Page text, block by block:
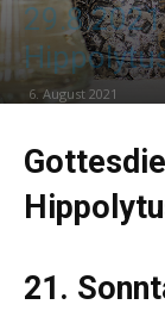
6. August 2021
21.